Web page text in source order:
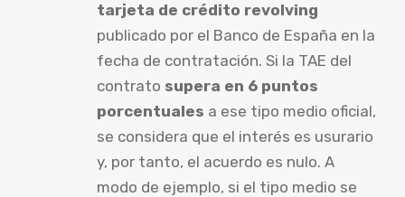
tarjeta de crédito revolving
publicado por el Banco de España en la
fecha de contratación. Si la TAE del
contrato supera en 6 puntos
porcentuales a ese tipo medio oficial,
se considera que el interés es usurario
y, por tanto, el acuerdo es nulo. A
modo de ejemplo, si el tipo medio se